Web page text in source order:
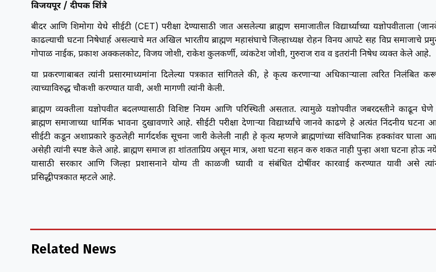
विजयपूर / दीपक शिंत्रे
बीदर आणि शिमोगा येथे सीईटी (CET) परीक्षा देण्यासाठी जात असलेल्या ब्राह्मण समाजातील विद्यार्थ्याच्या यज्ञोपवीताला
काढल्याची घटना निषेधार्ह असल्याचे मत अखिल भारतीय ब्राह्मण महासंघाचे जिल्हाध्यक्ष रोहन विनय आपटे सह विप्र समाजाचे
गोपाळ नाईक, प्रकाश अक्कलकोट, विजय जोशी, राकेश कुलकर्णी, व्यंकटेश जोशी, गुरुराज राव व इतरांनी निषेध व्यक्त केले आहे.
या प्रकरणाबाबत त्यांनी प्रसारमाध्यमांना दिलेल्या पत्रकात सांगितले की, हे कृत्य करणाऱ्या अधिकाऱ्याला त्वरित निलंबित
त्याच्याविरुद्ध चौकशी करण्यात यावी, अशी मागणी त्यांनी केली.
ब्राह्मण व्यक्तीला यज्ञोपवीत बदलण्यासाठी विशिष्ट नियम आणि परिस्थिती असतात. त्यामुळे यज्ञोपवीत जबरदस्तीने काढून
ब्राह्मण समाजाच्या धार्मिक भावना दुखावणारे आहे. सीईटी परीक्षा देणाऱ्या विद्यार्थ्यांचे जानवे काढणे हे अत्यंत निंदनीय घटना
सीईटी कडून अशाप्रकारे कुठलेही मार्गदर्शक सूचना जारी केलेली नाही हे कृत्य म्हणजे ब्राह्मणांच्या संविधानिक हक्कांवर घाला
असेही त्यांनी स्पष्ट केले आहे. ब्राह्मण समाज हा शांतताप्रिय असून मात्र, अशा घटना सहन करु शकत नाही पुन्हा अशा घटना होऊ
यासाठी सरकार आणि जिल्हा प्रशासनाने योग्य ती काळजी घ्यावी व संबंधित दोषींवर कारवाई करण्यात यावी असे
प्रसिद्धीपत्रकात म्हटले आहे.
Related News